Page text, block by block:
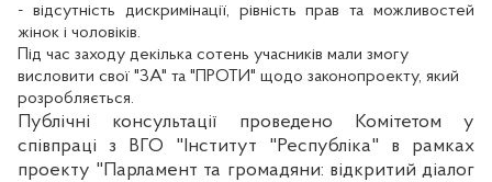
- відсутність дискримінації, рівність прав та можливостей
жінок і чоловіків.
Під час заходу декілька сотень учасників мали змогу
висловити свої "ЗА" та "ПРОТИ" щодо законопроекту, який
розробляється.
Публічні консультації проведено Комітетом у
співпраці з ВГО "Інститут "Республіка" в рамках
проекту "Парламент та громадяни: відкритий діалог